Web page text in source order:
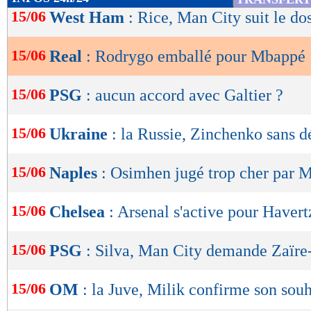
de
OK
15/06 West Ham : Rice, Man City suit le
15/06 Real : Rodrygo emballé pour Mbappé
15/06 PSG : aucun accord avec Galtier ?
15/06 Ukraine : la Russie, Zinchenko sans
15/06 Naples : Osimhen jugé trop cher par
15/06 Chelsea : Arsenal s'active pour
15/06 PSG : Silva, Man City demande
15/06 OM : la Juve, Milik confirme son